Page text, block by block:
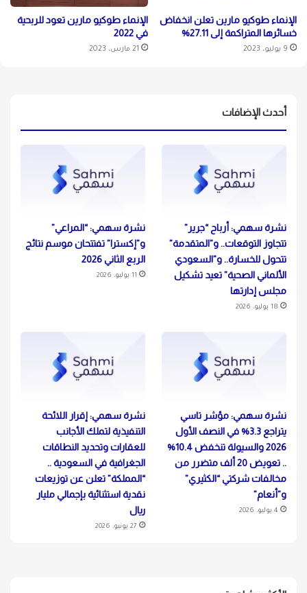
الإنماء طوكيو مارين تعلن انخفاض
خسائرها المتراكمة إلى 27.11%
9 يوليو، 2023
الإنماء طوكيو مارين تعود للربحية
في 2022
21 مارس، 2023
أحدث الإضافات
نشرة سهمي: أرباح “جرير”
تتجاوز التوقعات.. و”المتقدمة”
تتحول للخسارة.. و”السعودي
الألماني الصحية” تعيد تشكيل
مجلس إدارتها
18 يوليو، 2026
نشرة سهمي: “المراعي”
و”إكسترا” تفتتحان موسم نتائج
الربع الثاني 2026
11 يوليو، 2026
نشرة سهمي: مؤشر تاسي
يتراجع 3.3% في النصف الأول
2026 والسيولة تنخفض 10.4%
.. تعويض 20 ألف متضرر من
مخالفات شركتي “الكثيري”
و”أنعام”
4 يوليو، 2026
نشرة سهمي: إقرار اللائحة
التنفيذية لتملك الأجانب
للعقارات وتحديد النطاقات
الجغرافية في السعودية ..
“المملكة” تعلن عن توزيعات
نقدية استثنائية بإجمالي مليار
ريال
27 يونيو، 2026